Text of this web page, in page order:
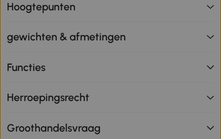
Hoogtepunten
gewichten & afmetingen
Functies
Herroepingsrecht
Groothandelsvraag